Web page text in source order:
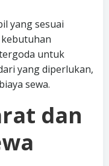
yang sesuai
untuk
yang diperlukan,
sewa.
dan